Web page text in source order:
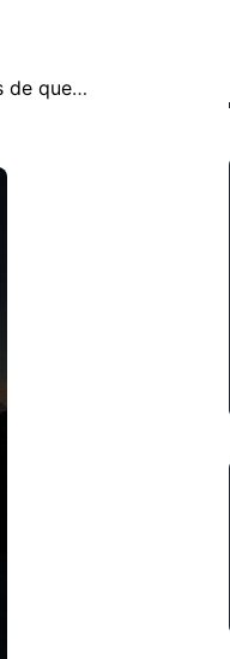
Le bonheur nous inonde quand on dÃ©couvre qu'on est capables de quelque chose dont on ne savait pas que nous Ã©tions capables.